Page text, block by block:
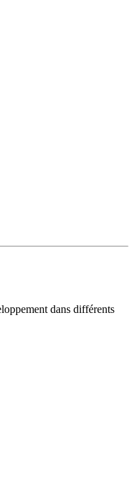
dans différents